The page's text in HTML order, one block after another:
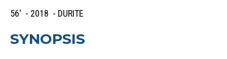
56' - 2018 - DURITE
SYNOPSIS